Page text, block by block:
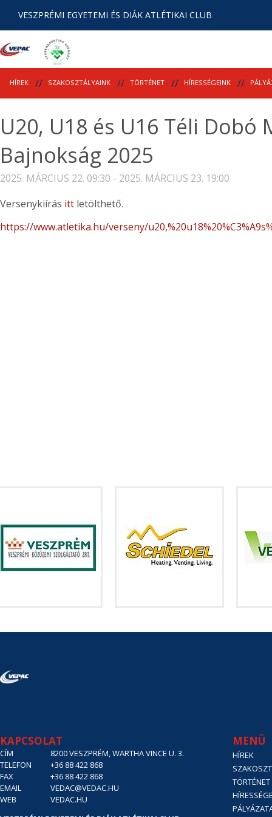
VESZPRÉMI EGYETEMI ÉS DIÁK ATLÉTIKAI CLUB
HÍREK SZAKOSZTÁLYAINK TÖRTÉNET HÍRESSÉGEINK
U20, U18 és U16 Téli Dobó
Bajnokság 2025
2025. MÁRCIUS 22. 09:30 - 2025. MÁRCIUS 23. 19:00
Versenykiírás itt letölthető.
https://www.atletika.hu/verseny/
KAPCSOLAT
CÍM
8200 VESZPRÉM, WARTHA VINCE U. 3.
TELEFON
+36 88 422 868
FAX
+36 88 422 868
EMAIL
VEDAC@VEDAC.HU
WEB
VEDAC.HU
MENÜ
HÍREK
TÖRTÉNET